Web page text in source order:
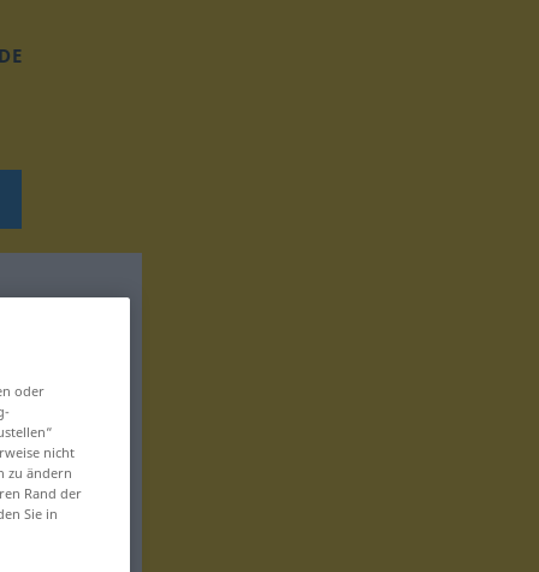
DE
oder
nicht
zu ändern
Rand der
Sie in